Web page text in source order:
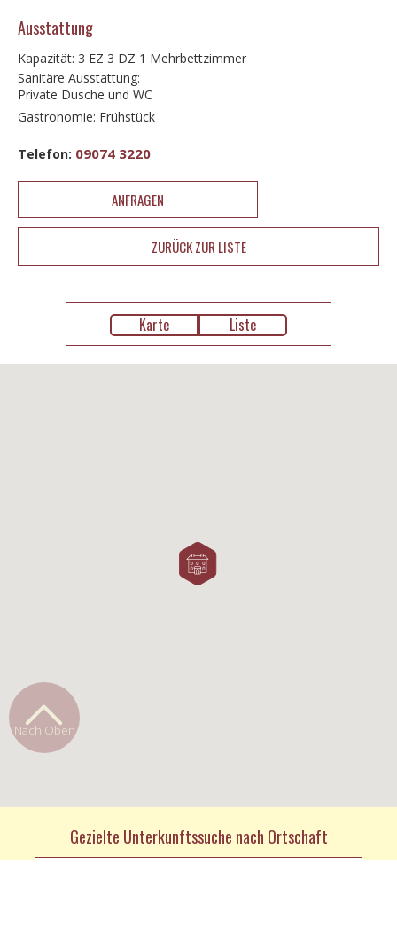
Ausstattung
Kapazität: 3 EZ 3 DZ 1 Mehrbettzimmer
Sanitäre Ausstattung:
Private Dusche und WC
Gastronomie: Frühstück
Telefon: 09074 3220
ANFRAGEN
ZURÜCK ZUR LISTE
Karte Liste
Gezielte Unterkunftssuche nach Ortschaft
Nach Oben